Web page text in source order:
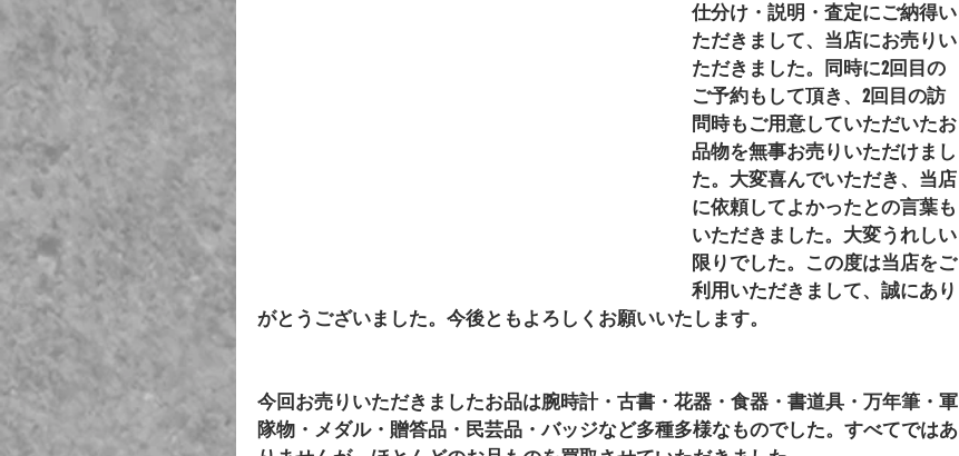
仕分け・説明・査定にご納得い
ただきまして、当店にお売りい
ただきました。同時に2回目の
ご予約もして頂き、2回目の訪
問時もご用意していただいたお
品物を無事お売りいただけまし
た。大変喜んでいただき、当店
に依頼してよかったとの言葉も
いただきました。大変うれしい
限りでした。この度は当店をご
利用いただきまして、誠にあり
がとうございました。今後ともよろしくお願いいたします。
今回お売りいただきましたお品は腕時計・古書・花器・食器・書道具・万年筆・軍
隊物・メダル・贈答品・民芸品・バッジなど多種多様なものでした。すべてではあ